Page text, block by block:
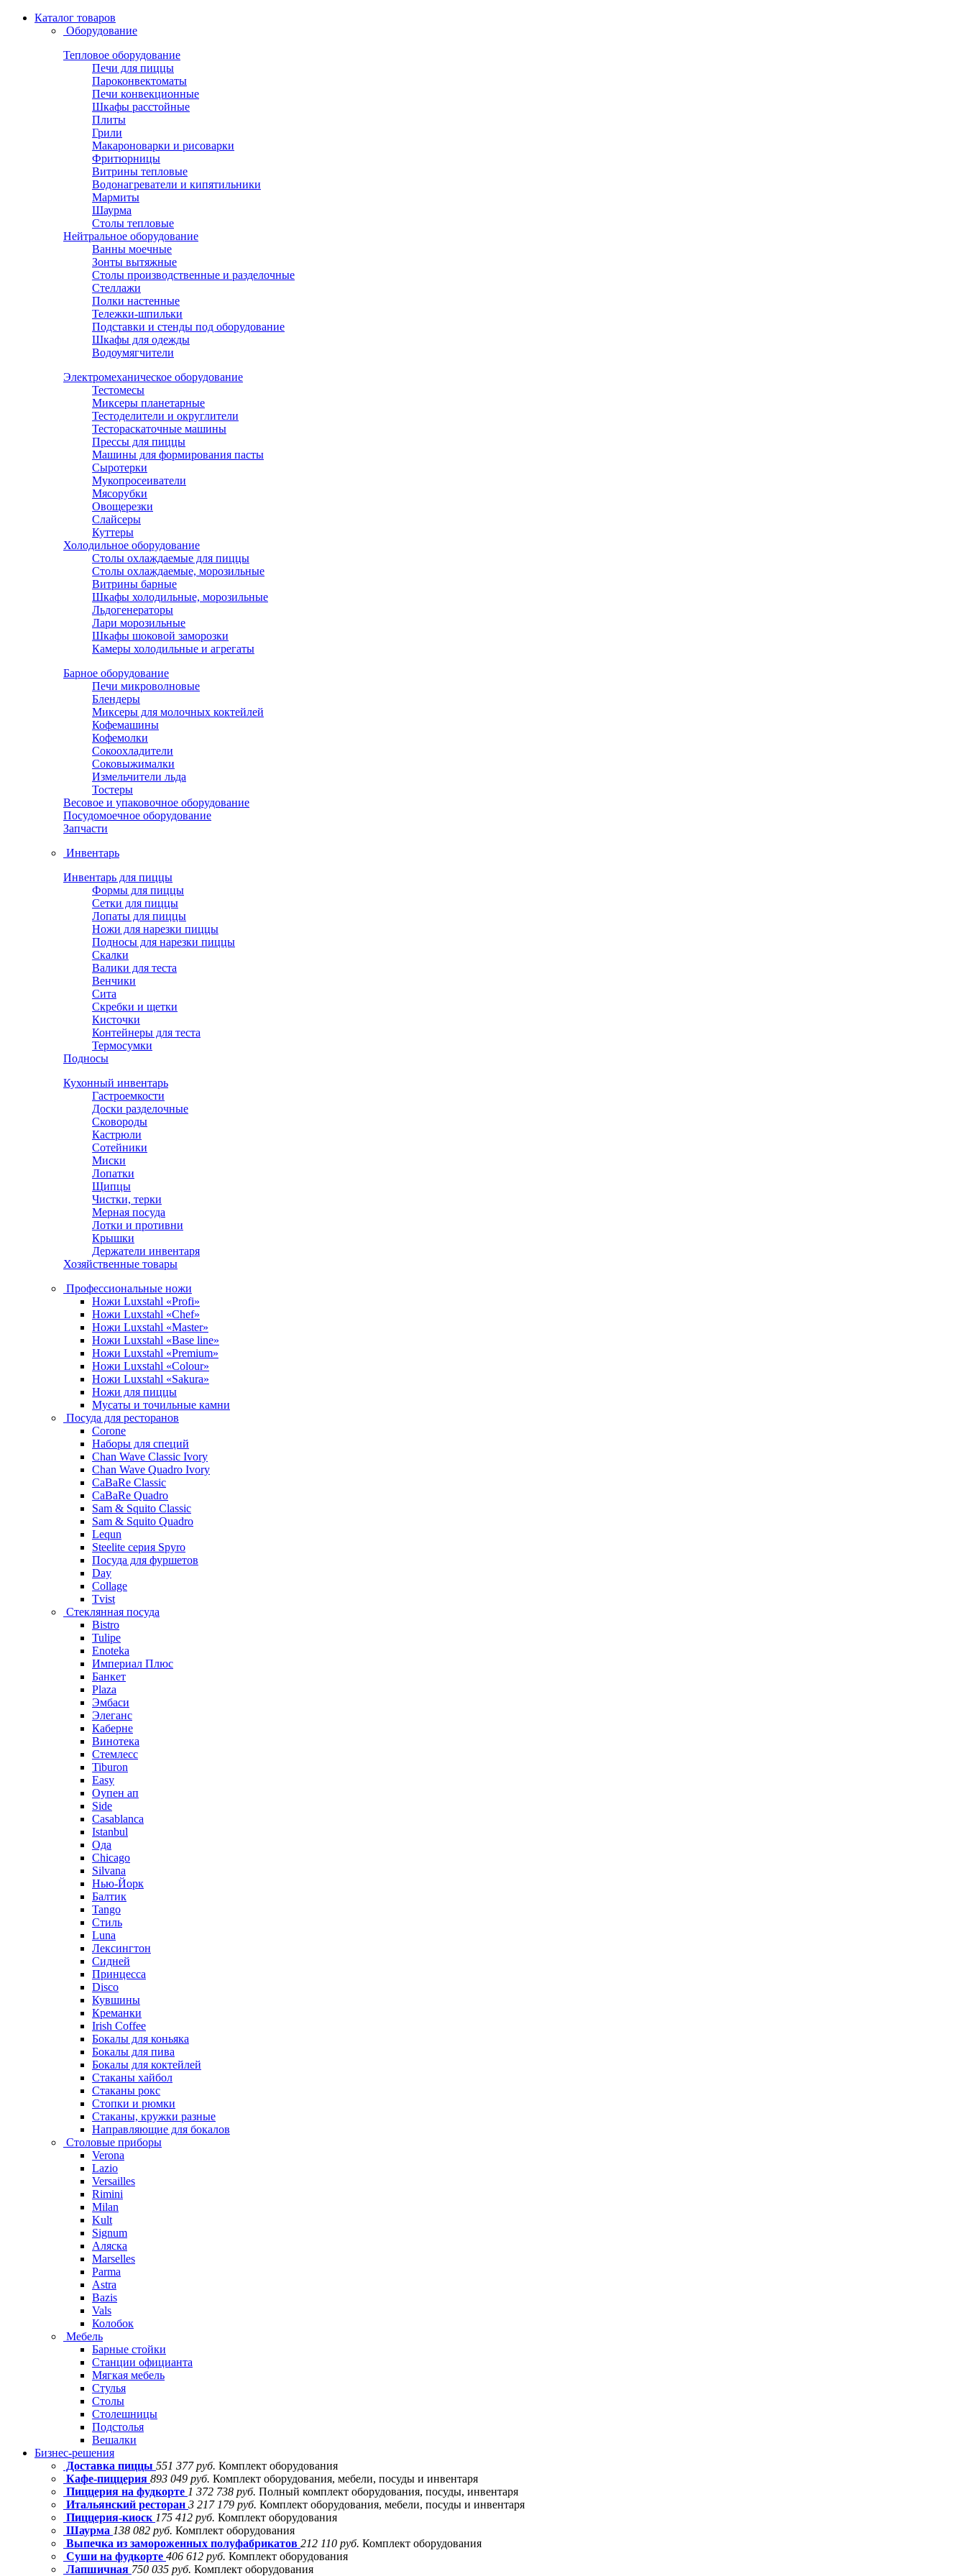
Каталог товаров
Оборудование
Тепловое оборудование
Печи для пиццы
Пароконвектоматы
Печи конвекционные
Шкафы расстойные
Плиты
Грили
Макароноварки и рисоварки
Фритюрницы
Витрины тепловые
Водонагреватели и кипятильники
Мармиты
Шаурма
Столы тепловые
Нейтральное оборудование
Ванны моечные
Зонты вытяжные
Столы производственные и разделочные
Стеллажи
Полки настенные
Тележки-шпильки
Подставки и стенды под оборудование
Шкафы для одежды
Водоумягчители
Электромеханическое оборудование
Тестомесы
Миксеры планетарные
Тестоделители и округлители
Тестораскаточные машины
Прессы для пиццы
Машины для формирования пасты
Сыротерки
Мукопросеиватели
Мясорубки
Овощерезки
Слайсеры
Куттеры
Холодильное оборудование
Столы охлаждаемые для пиццы
Столы охлаждаемые, морозильные
Витрины барные
Шкафы холодильные, морозильные
Льдогенераторы
Лари морозильные
Шкафы шоковой заморозки
Камеры холодильные и агрегаты
Барное оборудование
Печи микроволновые
Блендеры
Миксеры для молочных коктейлей
Кофемашины
Кофемолки
Сокоохладители
Соковыжималки
Измельчители льда
Тостеры
Весовое и упаковочное оборудование
Посудомоечное оборудование
Запчасти
Инвентарь
Инвентарь для пиццы
Формы для пиццы
Сетки для пиццы
Лопаты для пиццы
Ножи для нарезки пиццы
Подносы для нарезки пиццы
Скалки
Валики для теста
Венчики
Сита
Скребки и щетки
Кисточки
Контейнеры для теста
Термосумки
Подносы
Кухонный инвентарь
Гастроемкости
Доски разделочные
Сковороды
Кастрюли
Сотейники
Миски
Лопатки
Щипцы
Чистки, терки
Мерная посуда
Лотки и противни
Крышки
Держатели инвентаря
Хозяйственные товары
Профессиональные ножи
Ножи Luxstahl «Profi»
Ножи Luxstahl «Chef»
Ножи Luxstahl «Master»
Ножи Luxstahl «Base line»
Ножи Luxstahl «Premium»
Ножи Luxstahl «Colour»
Ножи Luxstahl «Sakura»
Ножи для пиццы
Мусаты и точильные камни
Посуда для ресторанов
Corone
Наборы для специй
Chan Wave Classic Ivory
Chan Wave Quadro Ivory
CaBaRe Classic
CaBaRe Quadro
Sam & Squito Classic
Sam & Squito Quadro
Lequn
Steelite серия Spyro
Посуда для фуршетов
Day
Collage
Tvist
Стеклянная посуда
Bistro
Tulipe
Enoteka
Империал Плюс
Банкет
Plaza
Эмбаси
Элеганс
Каберне
Винотека
Стемлесс
Tiburon
Easy
Оупен ап
Side
Casablanca
Istanbul
Ода
Chicago
Silvana
Нью-Йорк
Балтик
Tango
Стиль
Luna
Лексингтон
Сидней
Принцесса
Disco
Кувшины
Креманки
Irish Coffee
Бокалы для коньяка
Бокалы для пива
Бокалы для коктейлей
Стаканы хайбол
Стаканы рокс
Стопки и рюмки
Стаканы, кружки разные
Направляющие для бокалов
Столовые приборы
Verona
Lazio
Versailles
Rimini
Milan
Kult
Signum
Аляска
Marselles
Parma
Astra
Bazis
Vals
Колобок
Мебель
Барные стойки
Станции официанта
Мягкая мебель
Стулья
Столы
Столешницы
Подстолья
Вешалки
Бизнес-решения
Доставка пиццы 551 377 руб. Комплект оборудования
Кафе-пиццерия 893 049 руб. Комплект оборудования, мебели, посуды и инвентаря
Пиццерия на фудкорте 1 372 738 руб. Полный комплект оборудования, посуды, инвентаря
Итальянский ресторан 3 217 179 руб. Комплект оборудования, мебели, посуды и инвентаря
Пиццерия-киоск 175 412 руб. Комплект оборудования
Шаурма 138 082 руб. Комплект оборудования
Выпечка из замороженных полуфабрикатов 212 110 руб. Комплект оборудования
Суши на фудкорте 406 612 руб. Комплект оборудования
Лапшичная 750 035 руб. Комплект оборудования